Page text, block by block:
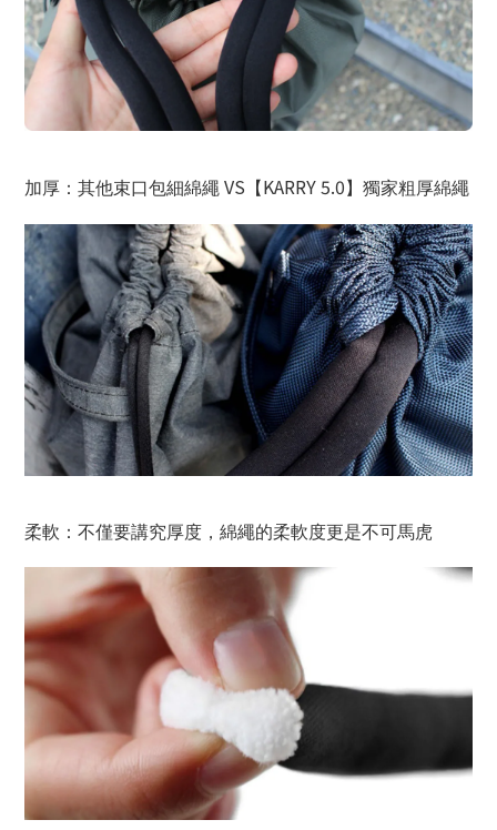
加厚：其他束口包細綿繩 VS 【 KARRY 5.0 】獨家粗厚綿繩
柔軟：不僅要講究厚度，綿繩的柔軟度更是不可馬虎